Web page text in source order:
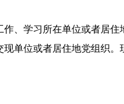
、学习所在单位或者居住
单位或者居住地党组织